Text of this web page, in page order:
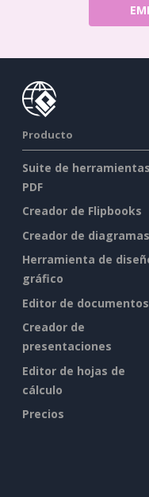
Producto
Suite de herramientas
PDF
Creador de Flipbooks
Creador de diagramas
Herramienta de
gráfico
Editor de documentos
Creador de
presentaciones
Editor de hojas de
cálculo
Precios